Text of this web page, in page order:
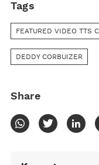
Tags
FEATURED VIDEO TTS
DEDDY CORBUIZER
Share